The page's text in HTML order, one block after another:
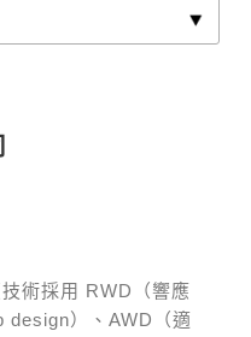
術採用 RWD（響應
design）、AWD（適